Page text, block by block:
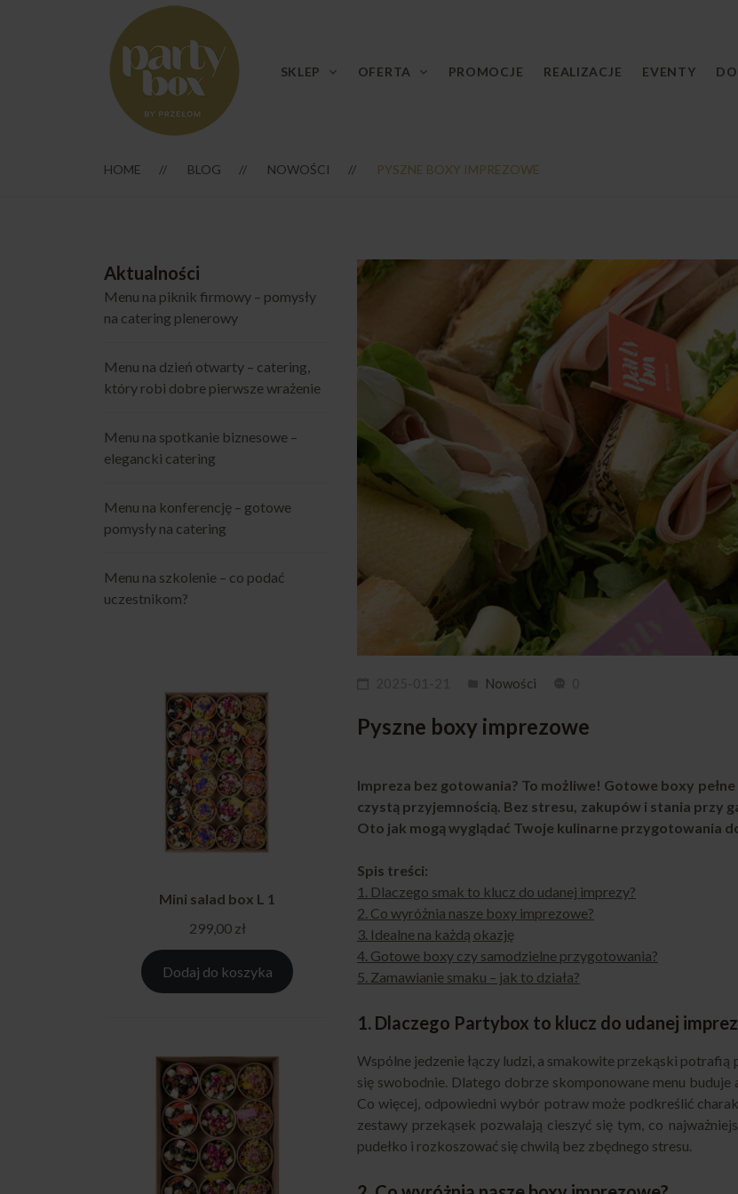
SKLEP OFERTA PROMOCJE REALIZACJE EVENTY
HOME BLOG NOWOŚCI PYSZNE BOXY IMPREZOWE
Aktualności
Menu na piknik firmowy – pomysły
na catering plenerowy
Menu na dzień otwarty – catering,
który robi dobre pierwsze wrażenie
Menu na spotkanie biznesowe –
elegancki catering
Menu na konferencję – gotowe
pomysły na catering
Menu na szkolenie – co podać
uczestnikom?
Mini salad box L 1
299,00 zł
Dodaj do koszyka
Nowości
Pyszne boxy imprezowe
Impreza bez gotowania? To możliwe! Gotowe boxy
czystą przyjemnością. Bez stresu, zakupów i stania przy
Oto jak mogą wyglądać Twoje kulinarne przygotowania
Spis treści:
1. Dlaczego smak to klucz do udanej imprezy?
2. Co wyróżnia nasze boxy imprezowe?
3. Idealne na każdą okazję
4. Gotowe boxy czy samodzielne przygotowania?
5. Zamawianie smaku – jak to działa?
1. Dlaczego Partybox to klucz do udanej
Wspólne jedzenie łączy ludzi, a smakowite przekąski potrafią
się swobodnie. Dlatego dobrze skomponowane menu
Co więcej, odpowiedni wybór potraw może podkreślić
zestawy przekąsek pozwalają cieszyć się tym, co
pudełko i rozkoszować się chwilą bez zbędnego stresu.